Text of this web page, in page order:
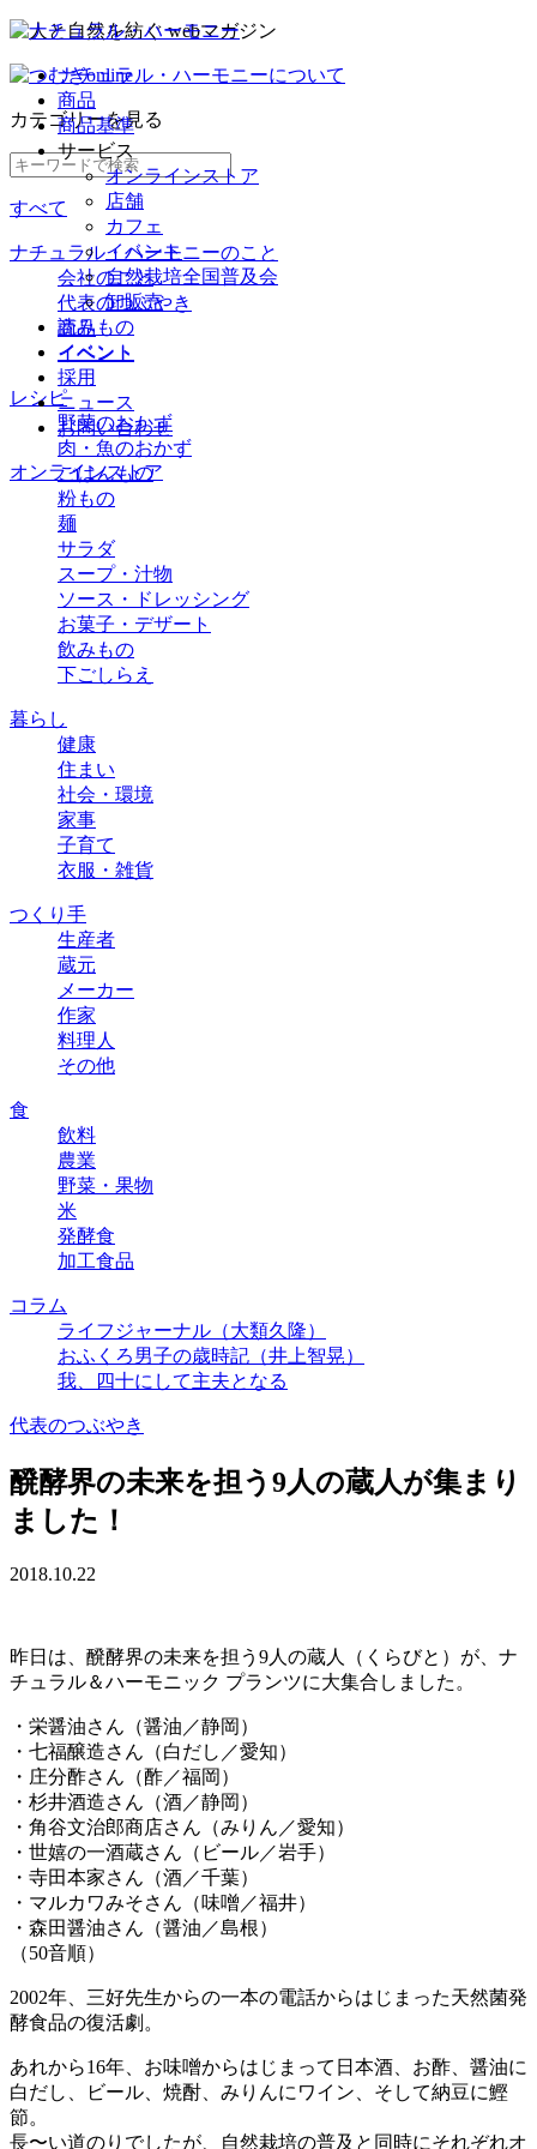
ナチュラル・ハーモニーについて
商品
商品基準
サービス
オンラインストア
店舗
カフェ
イベント
自然栽培全国普及会
卸販売
読みもの
イベント
採用
ニュース
お問い合わせ
オンラインストア
カテゴリーを見る
すべて
ナチュラル・ハーモニーのこと
会社のこと
代表のつぶやき
商品
イベント
レシピ
野菜のおかず
肉・魚のおかず
ごはんもの
粉もの
麺
サラダ
スープ・汁物
ソース・ドレッシング
お菓子・デザート
飲みもの
下ごしらえ
暮らし
健康
住まい
社会・環境
家事
子育て
衣服・雑貨
つくり手
生産者
蔵元
メーカー
作家
料理人
その他
食
飲料
農業
野菜・果物
米
発酵食
加工食品
コラム
ライフジャーナル（大類久隆）
おふくろ男子の歳時記（井上智晃）
我、四十にして主夫となる
代表のつぶやき
醗酵界の未来を担う9人の蔵人が集まり
ました！
2018.10.22
昨日は、醗酵界の未来を担う9人の蔵人（くらびと）が、ナ
チュラル＆ハーモニック プランツに大集合しました。
・栄醤油さん（醤油／静岡）
・七福醸造さん（白だし／愛知）
・庄分酢さん（酢／福岡）
・杉井酒造さん（酒／静岡）
・角谷文治郎商店さん（みりん／愛知）
・世嬉の一酒蔵さん（ビール／岩手）
・寺田本家さん（酒／千葉）
・マルカワみそさん（味噌／福井）
・森田醤油さん（醤油／島根）
（50音順）
2002年、三好先生からの一本の電話からはじまった天然菌発
酵食品の復活劇。
あれから16年、お味噌からはじまって日本酒、お酢、醤油に
白だし、ビール、焼酎、みりんにワイン、そして納豆に鰹
節。
長〜い道のりでしたが、自然栽培の普及と同時にそれぞれオ